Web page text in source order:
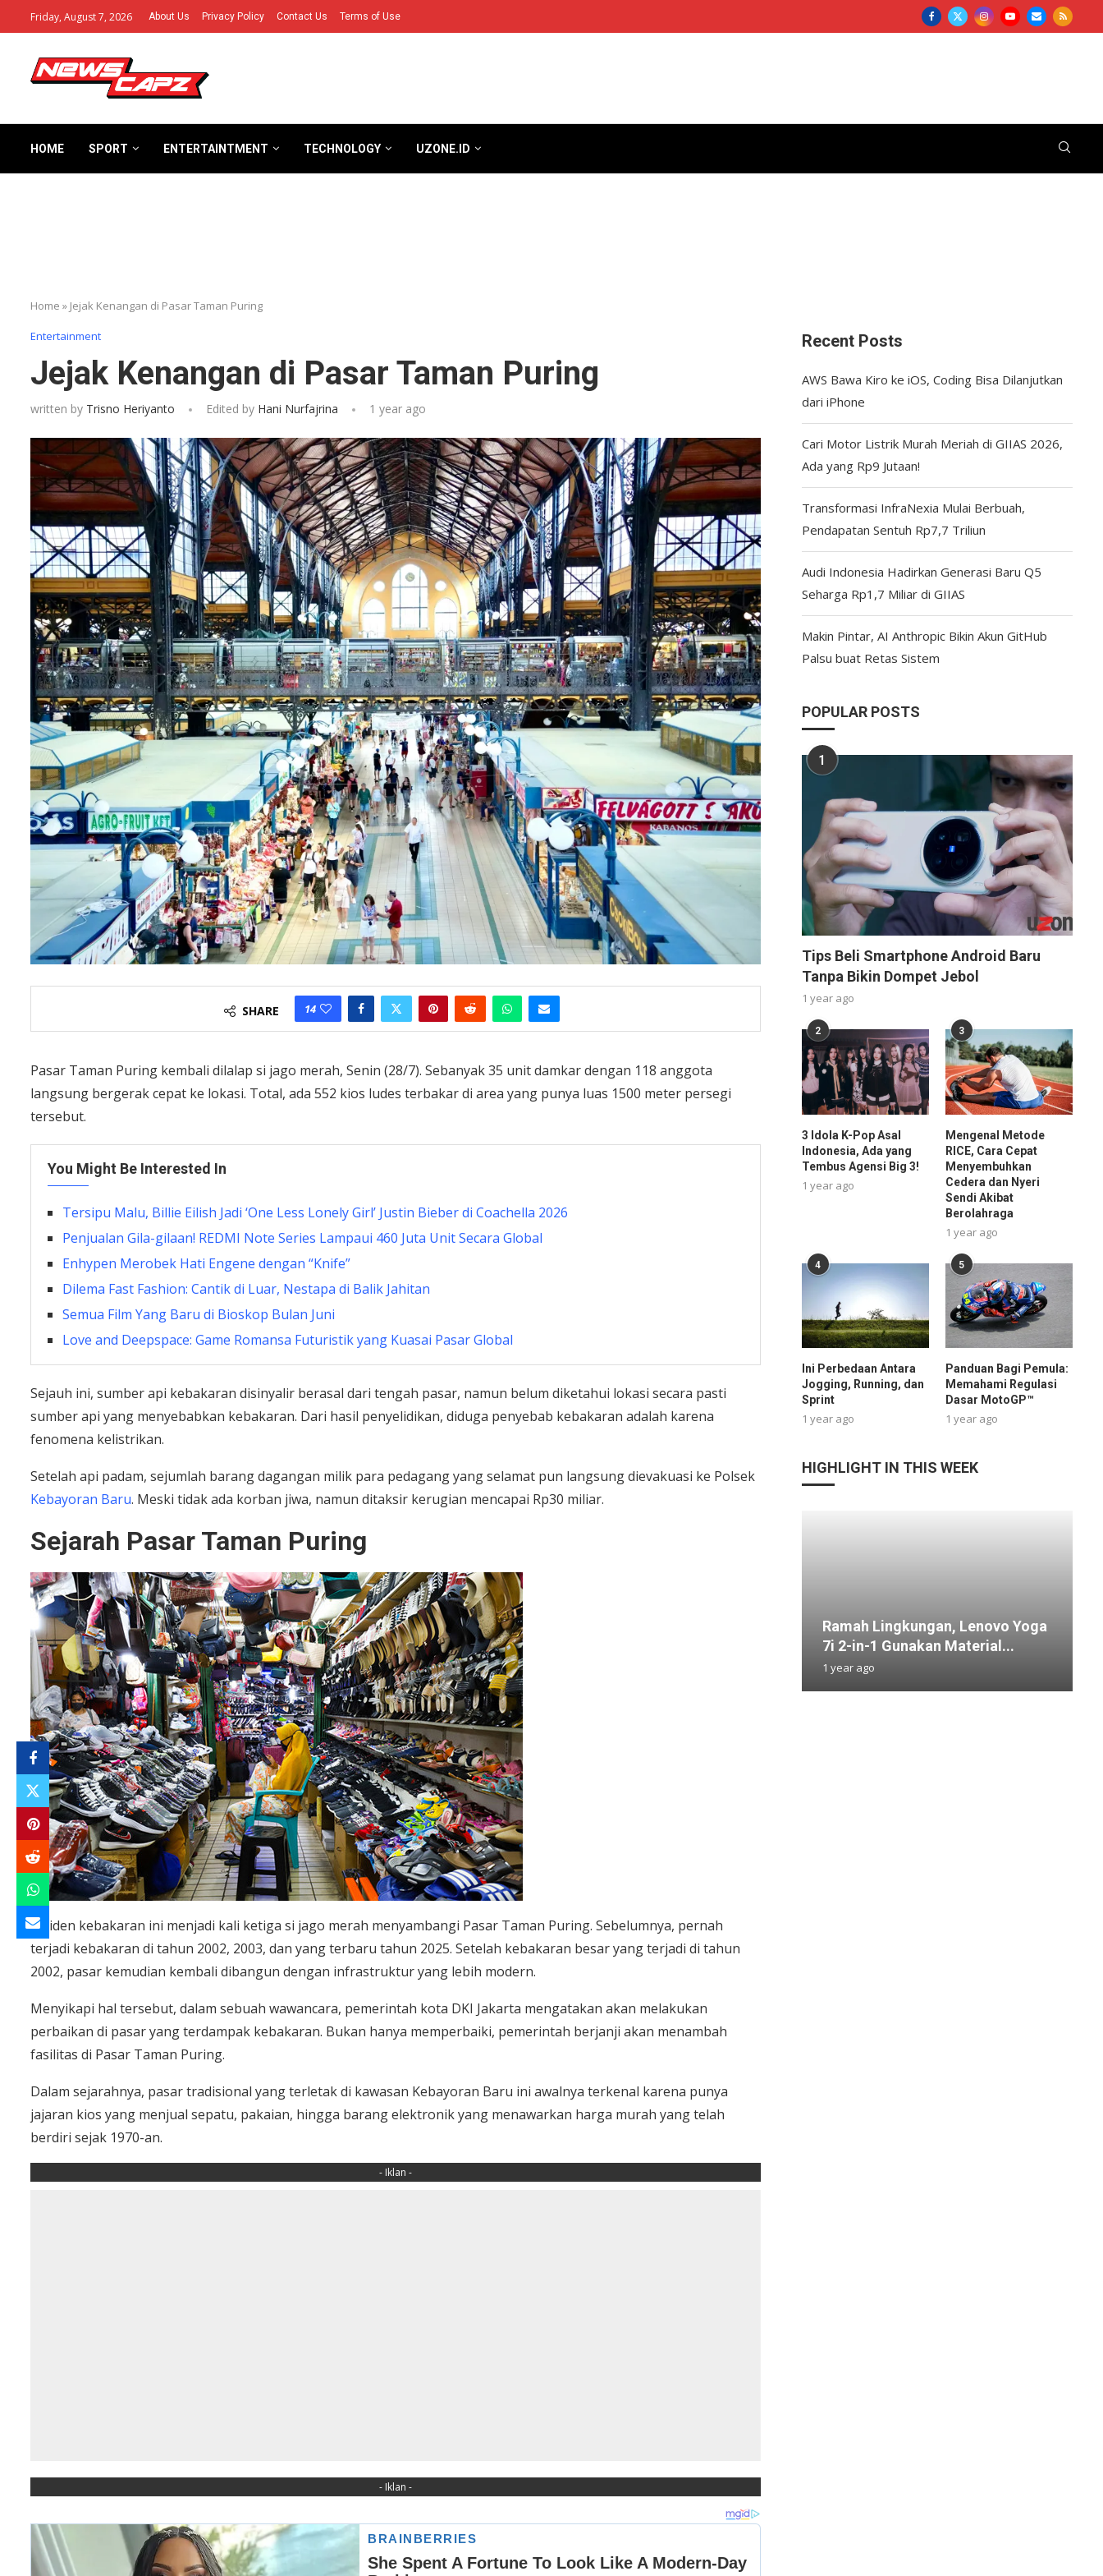
Friday, August 7, 2026 About Us Privacy Policy Contact Us Terms of Use
HOME SPORT ENTERTAINTMENT TECHNOLOGY UZONE.ID
Home » Jejak Kenangan di Pasar Taman Puring
Entertainment
Jejak Kenangan di Pasar Taman Puring
written by Trisno Heriyanto Edited by Hani Nurfajrina 1 year ago
SHARE 14
Pasar Taman Puring kembali dilalap si jago merah, Senin (28/7). Sebanyak 35 unit damkar dengan 118 anggota
langsung bergerak cepat ke lokasi. Total, ada 552 kios ludes terbakar di area yang punya luas 1500 meter persegi
tersebut.
You Might Be Interested In
Tersipu Malu, Billie Eilish Jadi ‘One Less Lonely Girl’ Justin Bieber di Coachella 2026
Penjualan Gila-gilaan! REDMI Note Series Lampaui 460 Juta Unit Secara Global
Enhypen Merobek Hati Engene dengan “Knife”
Dilema Fast Fashion: Cantik di Luar, Nestapa di Balik Jahitan
Semua Film Yang Baru di Bioskop Bulan Juni
Love and Deepspace: Game Romansa Futuristik yang Kuasai Pasar Global
Sejauh ini, sumber api kebakaran disinyalir berasal dari tengah pasar, namun belum diketahui lokasi secara pasti
sumber api yang menyebabkan kebakaran. Dari hasil penyelidikan, diduga penyebab kebakaran adalah karena
fenomena kelistrikan.
Setelah api padam, sejumlah barang dagangan milik para pedagang yang selamat pun langsung dievakuasi ke Polsek
Kebayoran Baru. Meski tidak ada korban jiwa, namun ditaksir kerugian mencapai Rp30 miliar.
Sejarah Pasar Taman Puring
Insiden kebakaran ini menjadi kali ketiga si jago merah menyambangi Pasar Taman Puring. Sebelumnya, pernah
terjadi kebakaran di tahun 2002, 2003, dan yang terbaru tahun 2025. Setelah kebakaran besar yang terjadi di tahun
2002, pasar kemudian kembali dibangun dengan infrastruktur yang lebih modern.
Menyikapi hal tersebut, dalam sebuah wawancara, pemerintah kota DKI Jakarta mengatakan akan melakukan
perbaikan di pasar yang terdampak kebakaran. Bukan hanya memperbaiki, pemerintah berjanji akan menambah
fasilitas di Pasar Taman Puring.
Dalam sejarahnya, pasar tradisional yang terletak di kawasan Kebayoran Baru ini awalnya terkenal karena punya
jajaran kios yang menjual sepatu, pakaian, hingga barang elektronik yang menawarkan harga murah yang telah
berdiri sejak 1970-an.
- Iklan -
- Iklan -
Recent Posts
AWS Bawa Kiro ke iOS, Coding Bisa Dilanjutkan
dari iPhone
Cari Motor Listrik Murah Meriah di GIIAS 2026,
Ada yang Rp9 Jutaan!
Transformasi InfraNexia Mulai Berbuah,
Pendapatan Sentuh Rp7,7 Triliun
Audi Indonesia Hadirkan Generasi Baru Q5
Seharga Rp1,7 Miliar di GIIAS
Makin Pintar, AI Anthropic Bikin Akun GitHub
Palsu buat Retas Sistem
POPULAR POSTS
1
Tips Beli Smartphone Android Baru
Tanpa Bikin Dompet Jebol
1 year ago
2
3 Idola K-Pop Asal
Indonesia, Ada yang
Tembus Agensi Big 3!
1 year ago
3
Mengenal Metode
RICE, Cara Cepat
Menyembuhkan
Cedera dan Nyeri
Sendi Akibat
Berolahraga
1 year ago
4
Ini Perbedaan Antara
Jogging, Running, dan
Sprint
1 year ago
5
Panduan Bagi Pemula:
Memahami Regulasi
Dasar MotoGP™
1 year ago
HIGHLIGHT IN THIS WEEK
Ramah Lingkungan, Lenovo Yoga
7i 2-in-1 Gunakan Material...
1 year ago